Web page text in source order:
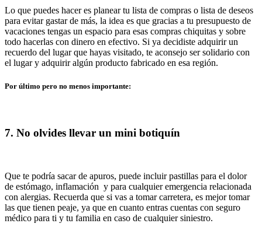
Lo que puedes hacer es planear tu lista de compras o lista de deseos
para evitar gastar de más, la idea es que gracias a tu presupuesto de
vacaciones tengas un espacio para esas compras chiquitas y sobre
todo hacerlas con dinero en efectivo. Si ya decidiste adquirir un
recuerdo del lugar que hayas visitado, te aconsejo ser solidario con
el lugar y adquirir algún producto fabricado en esa región.
Por último pero no menos importante:
7. No olvides llevar un mini botiquín
Que te podría sacar de apuros, puede incluir pastillas para el dolor
de estómago, inflamación y para cualquier emergencia relacionada
con alergias. Recuerda que si vas a tomar carretera, es mejor tomar
las que tienen peaje, ya que en cuanto entras cuentas con seguro
médico para ti y tu familia en caso de cualquier siniestro.